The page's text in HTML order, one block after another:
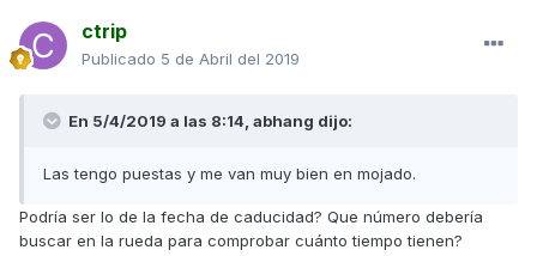
ctrip
Publicado 5 de Abril del 2019
En 5/4/2019 a las 8:14, abhang dijo:
Las tengo puestas y me van muy bien en mojado.
Podría ser lo de la fecha de caducidad? Que número debería
buscar en la rueda para comprobar cuánto tiempo tienen?